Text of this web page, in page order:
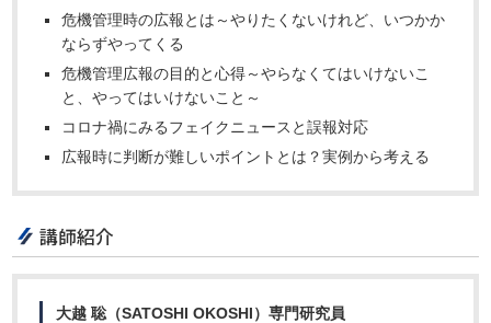
危機管理時の広報とは～やりたくないけれど、いつかか
ならずやってくる
危機管理広報の目的と心得～やらなくてはいけないこ
と、やってはいけないこと～
コロナ禍にみるフェイクニュースと誤報対応
広報時に判断が難しいポイントとは？実例から考える
講師紹介
大越 聡（SATOSHI OKOSHI）専門研究員